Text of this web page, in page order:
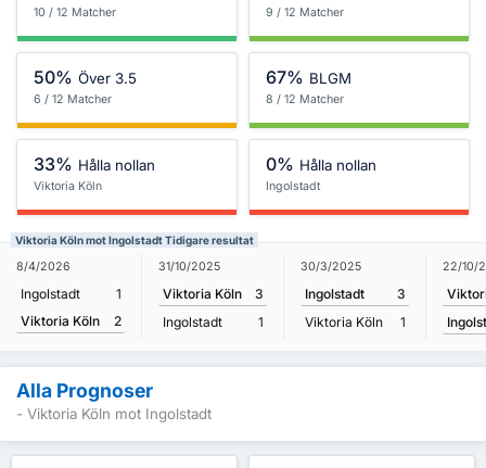
10 / 12 Matcher 9 / 12 Matcher
50% Över 3.5
6 / 12 Matcher
67% BLGM
8 / 12 Matcher
33% Hålla nollan
Viktoria Köln
0% Hålla nollan
Ingolstadt
Viktoria Köln mot Ingolstadt Tidigare resultat
8/4/2026
Ingolstadt
1
Viktoria Köln
2
31/10/2025
Viktoria Köln
3
Ingolstadt
1
30/3/2025
Ingolstadt
3
Viktoria Köln
1
22/10/
Alla Prognoser
- Viktoria Köln mot Ingolstadt